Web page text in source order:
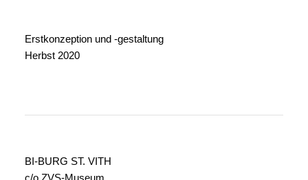
Erstkonzeption und -gestaltung
Herbst 2020
BI-BURG ST. VITH